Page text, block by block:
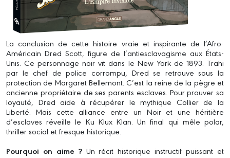
La conclusion de cette histoire vraie et inspirante de l’Afro-
Américain Dred Scott, figure de l’antiesclavagisme aux États-
Unis. Ce personnage noir vit dans le New York de 1893. Trahi
par le chef de police corrompu, Dred se retrouve sous la
protection de Margaret Bellemont. C’est la reine de la pègre et
ancienne propriétaire de ses parents esclaves. Pour prouver sa
loyauté, Dred aide à récupérer le mythique Collier de la
Liberté. Mais cette alliance entre un Noir et une héritière
d’esclaves réveille le Ku Klux Klan. Un final qui mêle polar,
thriller social et fresque historique.
Pourquoi on aime ?Un récit historique instructif puissant et